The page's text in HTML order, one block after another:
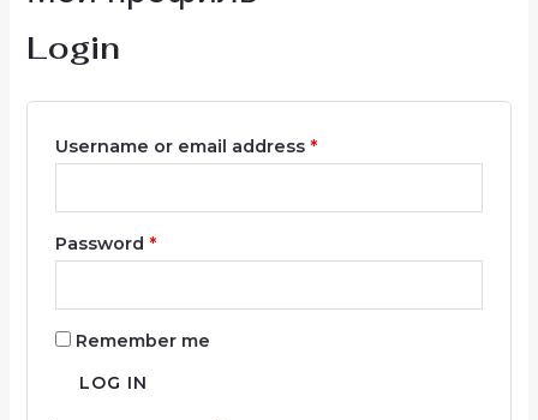
Login
Username or email address *
Password *
Remember me
LOG IN